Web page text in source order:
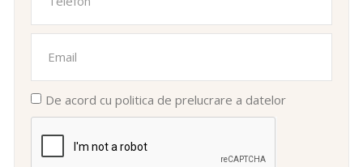
De acord cu politica de prelucrare a datelor